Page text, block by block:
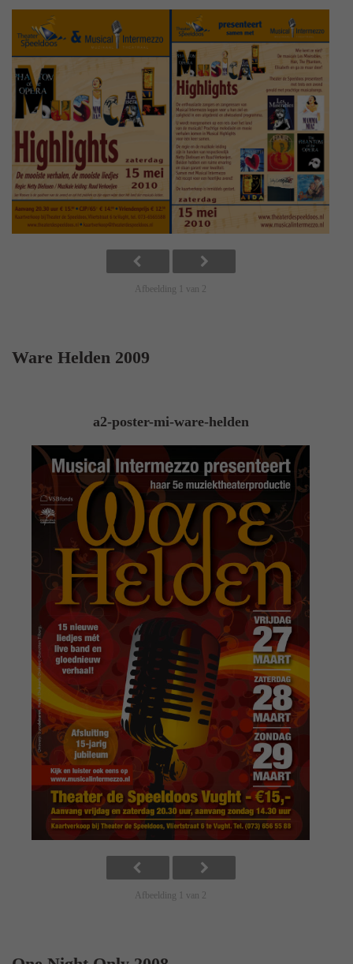
Afbeelding 1 van 2
Ware Helden 2009
a2-poster-mi-ware-helden
Afbeelding 1 van 2